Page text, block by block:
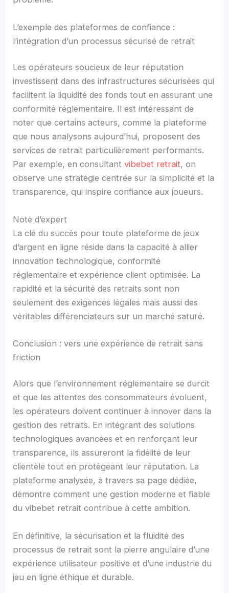
L’exemple des plateformes de confiance :
l’intégration d’un processus sécurisé de retrait
Les opérateurs soucieux de leur réputation
investissent dans des infrastructures sécurisées qui
facilitent la liquidité des fonds tout en assurant une
conformité réglementaire. Il est intéressant de
noter que certains acteurs, comme la plateforme
que nous analysons aujourd’hui, proposent des
services de retrait particulièrement performants.
Par exemple, en consultantvibebet retrait, on
observe une stratégie centrée sur la simplicité et la
transparence, qui inspire confiance aux joueurs.
Note d’expert
La clé du succès pour toute plateforme de jeux
d’argent en ligne réside dans la capacité à allier
innovation technologique, conformité
réglementaire et expérience client optimisée. La
rapidité et la sécurité des retraits sont non
seulement des exigences légales mais aussi des
véritables différenciateurs sur un marché saturé.
Conclusion : vers une expérience de retrait sans
friction
Alors que l’environnement réglementaire se durcit
et que les attentes des consommateurs évoluent,
les opérateurs doivent continuer à innover dans la
gestion des retraits. En intégrant des solutions
technologiques avancées et en renforçant leur
transparence, ils assureront la fidélité de leur
clientèle tout en protégeant leur réputation. La
plateforme analysée, à travers sa page dédiée,
démontre comment une gestion moderne et fiable
du vibebet retrait contribue à cette ambition.
En définitive, la sécurisation et la fluidité des
processus de retrait sont la pierre angulaire d’une
expérience utilisateur positive et d’une industrie du
jeu en ligne éthique et durable.